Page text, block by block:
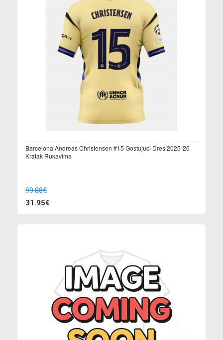
Barcelona Andreas Christensen #15 Gostujuci Dres 2025-26
Kratak Rukavima
99.88€
31.95€